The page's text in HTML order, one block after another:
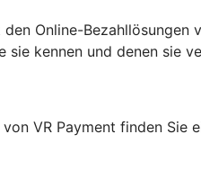
Online-
kennen und denen sie
VR Payment finden Sie